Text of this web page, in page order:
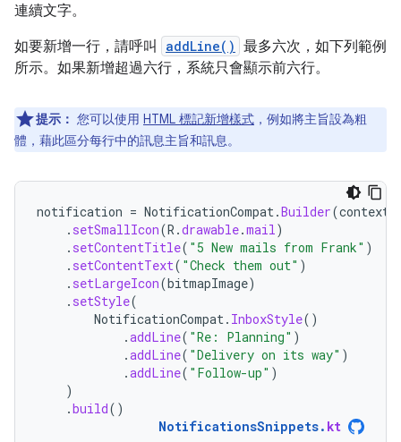
連續文字。
如要新增一行，請呼叫
addLine() 最多六次，如下列範例
所示。如果新增超過六行，系統只會顯示前六行。
提示： 您可以使用 HTML 標記新增樣式 ，例如將主旨設為粗
體，藉此區分每行中的訊息主旨和訊息。
notification = NotificationCompat.Builder(context
. setSmallIcon(R .drawable.mail)
. setContentTitle( "5 New mails from Frank" )
. setContentText( "Check them out" )
. setLargeIcon(bitmapImage)
. setStyle(
NotificationCompat. InboxStyle()
.addLine( "Re: Planning" )
.addLine( "Delivery on its way" )
.addLine( "Follow-up" )
)
.build()
NotificationsSnippets. kt